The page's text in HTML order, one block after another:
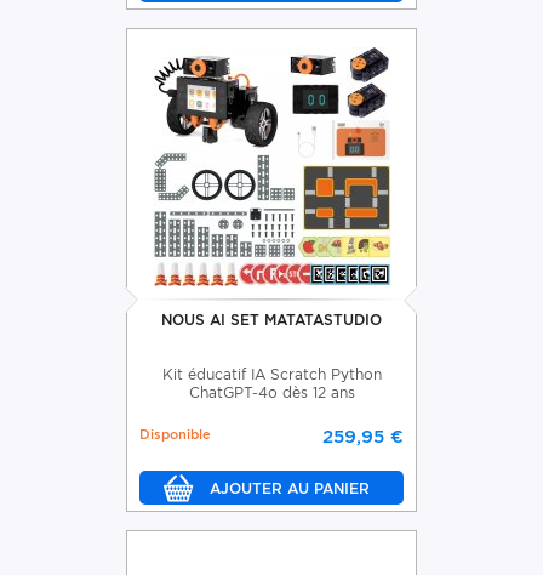
NOUS AI SET MATATASTUDIO
Kit éducatif IA Scratch Python
ChatGPT-4o dès 12 ans
259,95 €
Disponible